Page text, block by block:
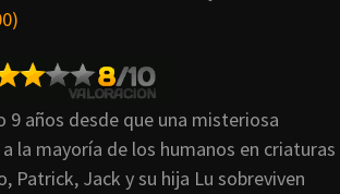
9 años desde que una misteriosa
la mayoría de los humanos en criaturas
Patrick, Jack y su hija Lu sobreviven